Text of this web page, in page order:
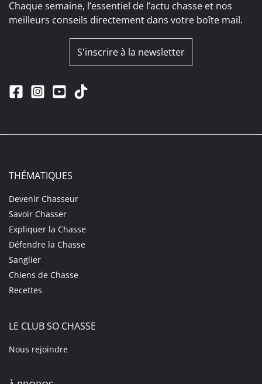
Chaque semaine, l’essentiel de l’actu chasse et nos
meilleurs conseils directement dans votre boîte mail.
S'inscrire à la newsletter
THÉMATIQUES
Devenir Chasseur
Savoir Chasser
Expliquer la Chasse
Défendre la Chasse
Sanglier
Chiens de Chasse
Recettes
LE CLUB SO CHASSE
Nous rejoindre